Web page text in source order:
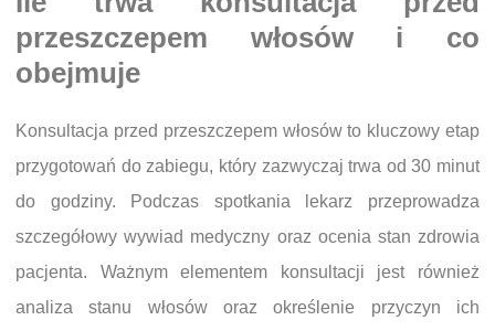
przeszczepem włosów i co
obejmuje
Konsultacja przed przeszczepem włosów to kluczowy etap
przygotowań do zabiegu, który zazwyczaj trwa od 30 minut
do godziny. Podczas spotkania lekarz przeprowadza
szczegółowy wywiad medyczny oraz ocenia stan zdrowia
pacjenta. Ważnym elementem konsultacji jest również
analiza stanu włosów oraz określenie przyczyn ich